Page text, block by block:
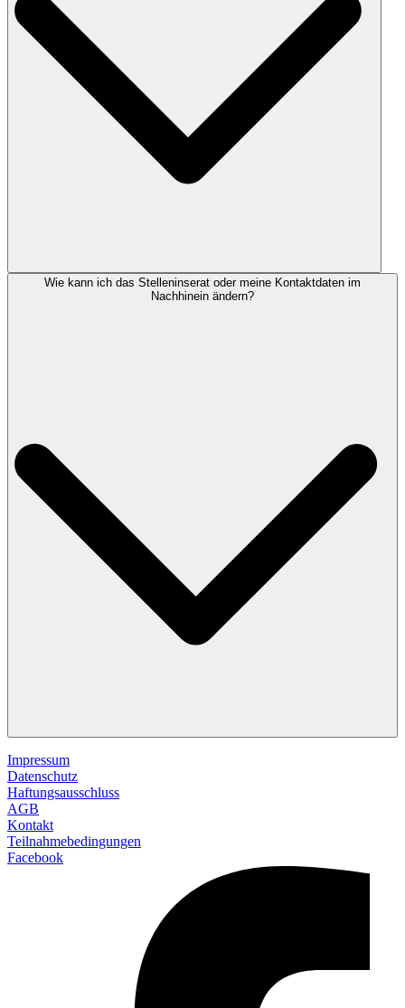
Wie kann ich das Stelleninserat oder meine Kontaktdaten im
Nachhinein ändern?
Impressum
Datenschutz
Haftungsausschluss
AGB
Kontakt
Teilnahmebedingungen
Facebook